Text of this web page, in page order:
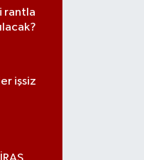
rantla
işsiz